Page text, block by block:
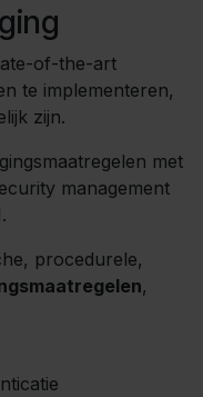
of-the-art
te implementeren,
zijn.
met
management
procedurele,
,